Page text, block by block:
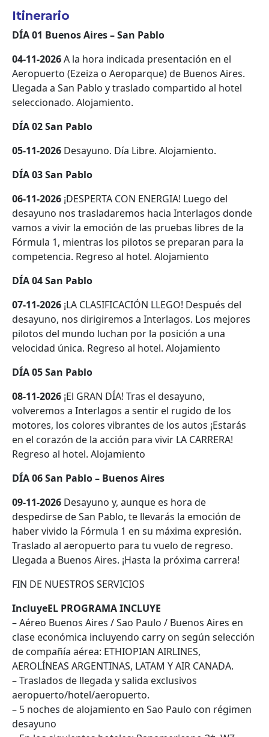
Itinerario
DÍA 01 Buenos Aires – San Pablo
04-11-2026A la hora indicada presentación en el
Aeropuerto (Ezeiza o Aeroparque) de Buenos Aires.
Llegada a San Pablo y traslado compartido al hotel
seleccionado. Alojamiento.
DÍA 02 San Pablo
05-11-2026 Desayuno. Día Libre. Alojamiento.
DÍA 03 San Pablo
06-11-2026 ¡DESPERTA CON ENERGIA! Luego del
desayuno nos trasladaremos hacia Interlagos donde
vamos a vivir la emoción de las pruebas libres de la
Fórmula 1, mientras los pilotos se preparan para la
competencia. Regreso al hotel. Alojamiento
DÍA 04 San Pablo
07-11-2026 ¡LA CLASIFICACIÓN LLEGO! Después del
desayuno, nos dirigiremos a Interlagos. Los mejores
pilotos del mundo luchan por la posición a una
velocidad única. Regreso al hotel. Alojamiento
DÍA 05 San Pablo
08-11-2026 ¡El GRAN DÍA! Tras el desayuno,
volveremos a Interlagos a sentir el rugido de los
motores, los colores vibrantes de los autos ¡Estarás
en el corazón de la acción para vivir LA CARRERA!
Regreso al hotel. Alojamiento
DÍA 06 San Pablo – Buenos Aires
09-11-2026 Desayuno y, aunque es hora de
despedirse de San Pablo, te llevarás la emoción de
haber vivido la Fórmula 1 en su máxima expresión.
Traslado al aeropuerto para tu vuelo de regreso.
Llegada a Buenos Aires. ¡Hasta la próxima carrera!
FIN DE NUESTROS SERVICIOS
IncluyeEL PROGRAMA INCLUYE
– Aéreo Buenos Aires / Sao Paulo / Buenos Aires en
clase económica incluyendo carry on según selección
de compañía aérea: ETHIOPIAN AIRLINES,
AEROLÍNEAS ARGENTINAS, LATAM Y AIR CANADA.
– Traslados de llegada y salida exclusivos
aeropuerto/hotel/aeropuerto.
– 5 noches de alojamiento en Sao Paulo con régimen
desayuno